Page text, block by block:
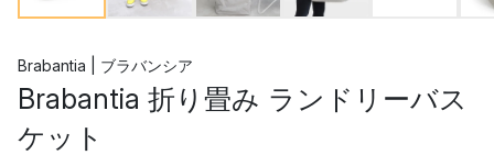
Brabantia | ブラバンシア
Brabantia 折り畳み ランドリーバス
ケット